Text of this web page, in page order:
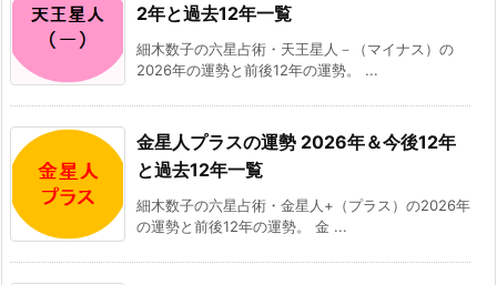
2年と過去12年一覧
細木数子の六星占術・天王星人－（マイナス）の
2026年の運勢と前後12年の運勢。 ...
金星人プラスの運勢 2026年＆今後12年
と過去12年一覧
細木数子の六星占術・金星人+（プラス）の2026年
の運勢と前後12年の運勢。 金 ...